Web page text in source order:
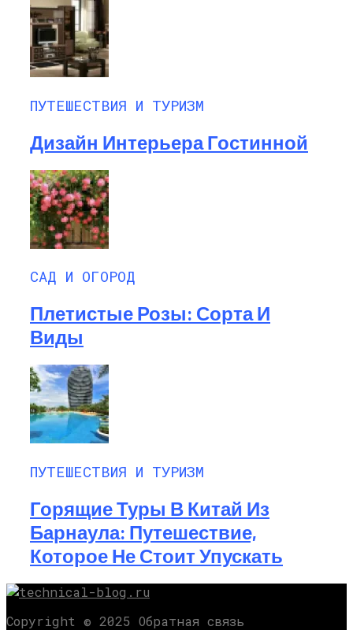
ПУТЕШЕСТВИЯ И ТУРИЗМ
Дизайн Интерьера Гостинной
САД И ОГОРОД
Плетистые Розы: Сорта И
Виды
ПУТЕШЕСТВИЯ И ТУРИЗМ
Горящие Туры В Китай Из
Барнаула: Путешествие,
Которое Не Стоит Упускать
Copyright © 2025 Обратная связь